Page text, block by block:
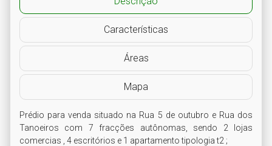
Características
Áreas
Mapa
Prédio para venda situado na Rua 5 de outubro e Rua dos
Tanoeiros com 7 fracções autônomas, sendo 2 lojas
comercias , 4 escritórios e 1 apartamento tipologia t2 ;